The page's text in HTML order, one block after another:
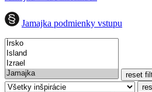
Jamajka podmienky vstupu
reset